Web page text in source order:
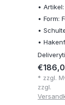
• Artikel:
• Form:
•
•
* zzgl.
zzgl.